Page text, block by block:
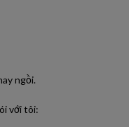
ngồi.
với tôi: